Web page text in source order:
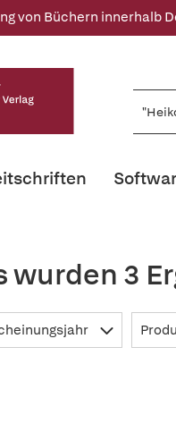
von Büchern innerhalb
wurden 3